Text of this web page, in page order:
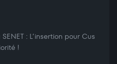
: L’insertion pour Cus
!